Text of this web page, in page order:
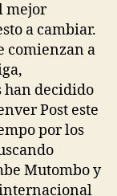
mejor
a cambiar.
comienzan a
han decidido
Post este
por los
Mutombo y